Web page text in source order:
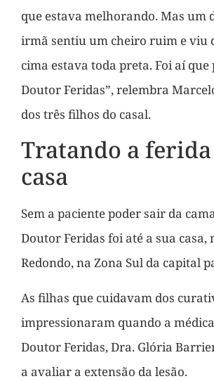
que estava melhorando. Mas um
irmã sentiu um cheiro ruim e viu
cima estava toda preta. Foi aí
Doutor Feridas”, relembra
dos três filhos do casal.
Tratando a
casa
Sem a paciente poder sair da
Doutor Feridas foi até a sua casa,
Redondo, na Zona Sul da capital
As filhas que cuidavam dos
impressionaram quando a
Doutor Feridas, Dra. Glória
a avaliar a extensão da lesão.